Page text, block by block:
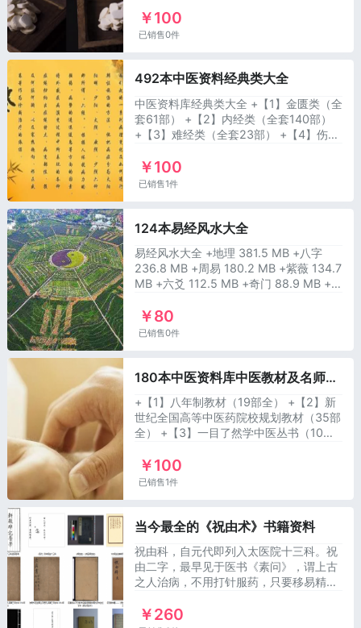
典（全5册） +【05】历代本草精
￥100
已销售0件
492本中医资料经典类大全
中医资料库经典类大全 +【1】金匮类（全
套61部） +【2】内经类（全套140部）
+【3】难经类（全套23部） +【4】伤寒
68部） 全套5个类别，总容量大小
￥100
已销售1件
124本易经风水大全
易经风水大全 +地理 381.5 MB +八字
236.8 MB +周易 180.2 MB +紫薇 134.7
MB +六爻 112.5 MB +奇门 88.9 MB +金
32.4 MB +阳宅 28.2 MB +梅花 17.2 MB
全套11个类别，总容量大小1.
￥80
已销售0件
180本中医资料库中医教材及名师讲稿
+【1】八年制教材（19部全） +【2】新
世纪全国高等中医药院校规划教材（35部
全） +【3】一目了然学中医丛书（10部
+【5】中医基础课程笔记图解（10部
￥100
已销售1件
当今最全的《祝由术》书籍资料
祝由科，自元代即列入太医院十三科。祝
由二字，最早见于医书《素问》，谓上古
之人治病，不用打针服药，只要移易精
搞定。只是，祝由术到
￥260